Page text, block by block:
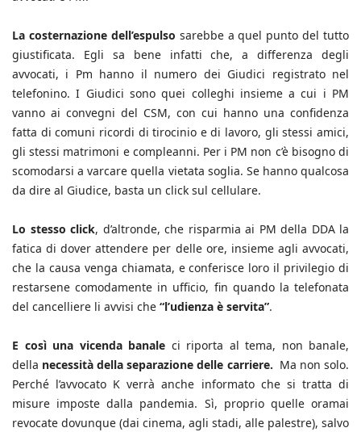
La costernazione dell’espulso sarebbe a quel punto del tutto
giustificata. Egli sa bene infatti che, a differenza degli
avvocati, i Pm hanno il numero dei Giudici registrato nel
telefonino. I Giudici sono quei colleghi insieme a cui i PM
vanno ai convegni del CSM, con cui hanno una confidenza
fatta di comuni ricordi di tirocinio e di lavoro, gli stessi amici,
gli stessi matrimoni e compleanni. Per i PM non c’è bisogno di
scomodarsi a varcare quella vietata soglia. Se hanno qualcosa
da dire al Giudice, basta un click sul cellulare.
Lo stesso click, d’altronde, che risparmia ai PM della DDA la
fatica di dover attendere per delle ore, insieme agli avvocati,
che la causa venga chiamata, e conferisce loro il privilegio di
restarsene comodamente in ufficio, fin quando la telefonata
del cancelliere li avvisi che “l’udienza è servita”.
E così una vicenda banale ci riporta al tema, non banale,
della necessità della separazione delle carriere. Ma non solo.
Perché l’avvocato K verrà anche informato che si tratta di
misure imposte dalla pandemia. Sì, proprio quelle oramai
revocate dovunque (dai cinema, agli stadi, alle palestre), salvo